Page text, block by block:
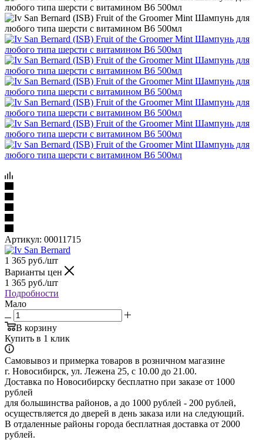
Артикул: 00011715
1 365 руб./шт
Варианты цен
1 365 руб./шт
Подробности
Мало
В корзину
Купить в 1 клик
Самовывоз и примерка товаров в розничном магазине
г. Новосибирск, ул. Лежена 25, с 10.00 до 21.00.
Доставка по Новосибирску бесплатно при заказе от 1000
рублей
для большинства районов, а до 1000 рублей - 200 рублей,
осуществляется до дверей в день заказа или на следующий.
В отдаленные районы города бесплатная доставка от 2000
рублей.